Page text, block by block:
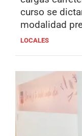
curso se
modalidad
LOCALES